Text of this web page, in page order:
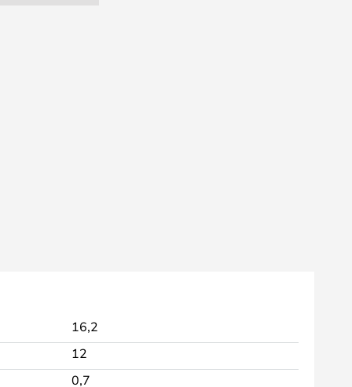
16,2
12
0,7